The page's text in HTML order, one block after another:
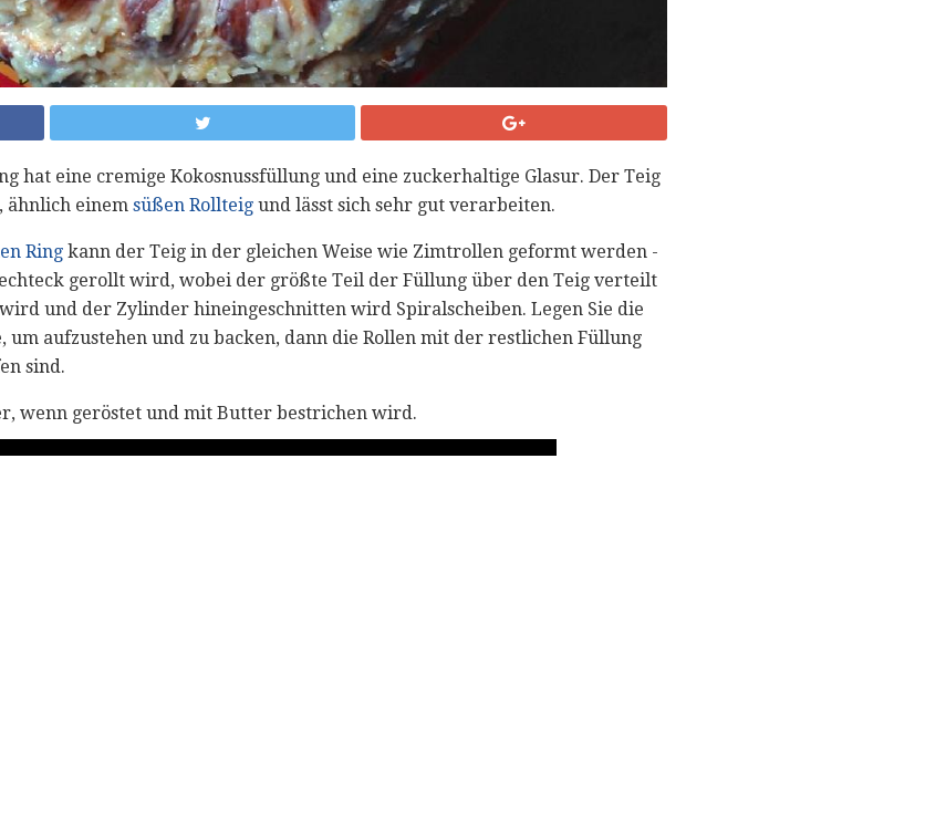
hat eine cremige Kokosnussfüllung und eine zuckerhaltige Glasur. Der Teig
ähnlich einem süßen Rollteig und lässt sich sehr gut verarbeiten.
Ring kann der Teig in der gleichen Weise wie Zimtrollen geformt werden -
gerollt wird, wobei der größte Teil der Füllung über den Teig verteilt
und der Zylinder hineingeschnitten wird Spiralscheiben. Legen Sie die
um aufzustehen und zu backen, dann die Rollen mit der restlichen Füllung
sind.
wenn geröstet und mit Butter bestrichen wird.